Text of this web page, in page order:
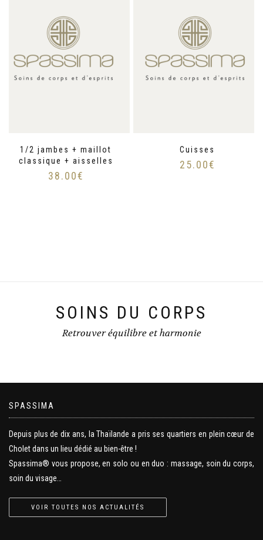
1/2 jambes + maillot
classique + aisselles
38.00€
Cuisses
25.00€
SOINS DU CORPS
Retrouver équilibre et harmonie
SPASSIMA
Depuis plus de dix ans, la Thaïlande a pris ses quartiers en plein cœur de
Cholet dans un lieu dédié au bien-être !
Spassima® vous propose, en solo ou en duo : massage, soin du corps,
soin du visage…
VOIR TOUTES NOS ACTUALITÉS